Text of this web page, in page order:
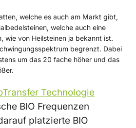
welche es auch am Markt gibt,
welche auch eine
wie von Heilsteinen ja bekannt ist.
begrenzt. Dabei
um das 20 fache höher und das
Technologie
BIO Frequenzen
platzierte BIO